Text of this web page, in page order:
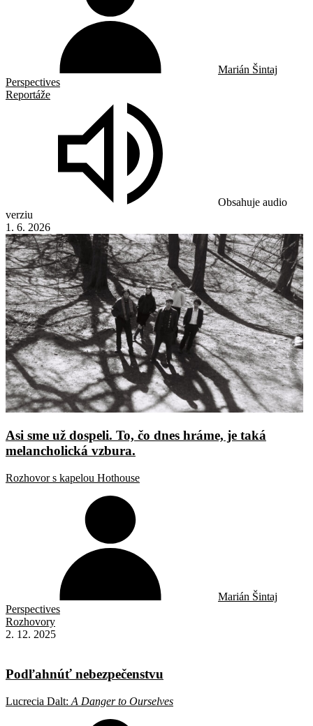
Marián Šintaj
Perspectives
Reportáže
Obsahuje audio
verziu
1. 6. 2026
Asi sme už dospeli. To, čo dnes hráme, je taká
melancholická vzbura.
Rozhovor s kapelou Hothouse
Marián Šintaj
Perspectives
Rozhovory
2. 12. 2025
Podľahnúť nebezpečenstvu
Lucrecia Dalt: A Danger to Ourselves